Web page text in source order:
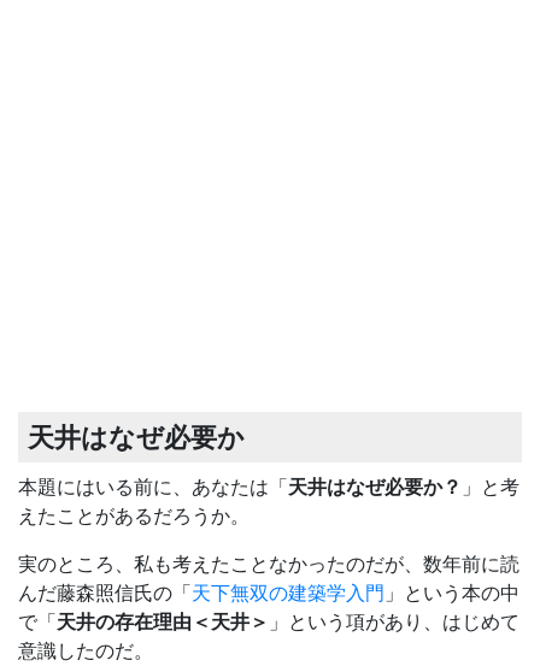
天井はなぜ必要か
本題にはいる前に、あなたは「天井はなぜ必要か？ 」と考
えたことがあるだろうか。
実のところ、私も考えたことなかったのだが、数年前に読
んだ藤森照信氏の「天下無双の建築学入門 」という本の中
で「天井の存在理由＜天井＞ 」という項があり、はじめて
意識したのだ。